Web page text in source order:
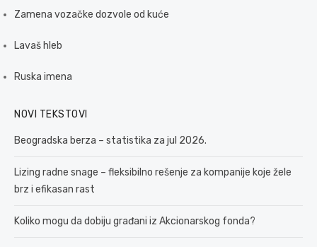
Zamena vozačke dozvole od kuće
Lavaš hleb
Ruska imena
NOVI TEKSTOVI
Beogradska berza – statistika za jul 2026.
Lizing radne snage – fleksibilno rešenje za kompanije koje žele
brz i efikasan rast
Koliko mogu da dobiju građani iz Akcionarskog fonda?